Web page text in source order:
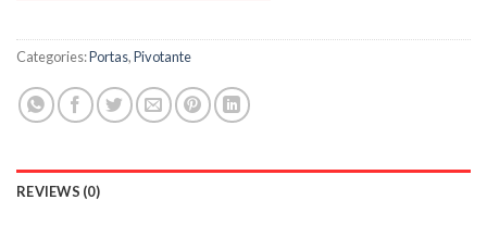
Categories:Portas,Pivotante
REVIEWS (0)